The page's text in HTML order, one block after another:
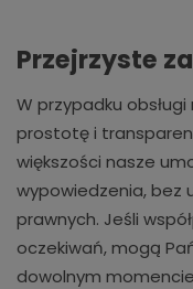
Przejrzyste
W przypadku
prostotę i
większości nasze
wypowiedzenia, bez
prawnych. Jeśli
oczekiwań, mogą
dowolnym